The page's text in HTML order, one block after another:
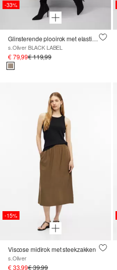
-33%
Glinsterende plooirok met elastische tailleband in midilengte
s.Oliver BLACK LABEL
€ 79,99€ 119,99
-15%
Viscose midirok met steekzakken
s.Oliver
€ 33,99€ 39,99